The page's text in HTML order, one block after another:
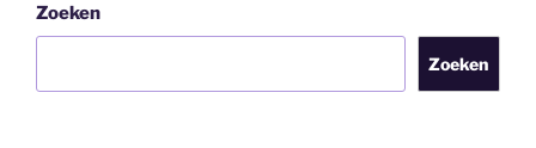
Zoeken
Zoeken